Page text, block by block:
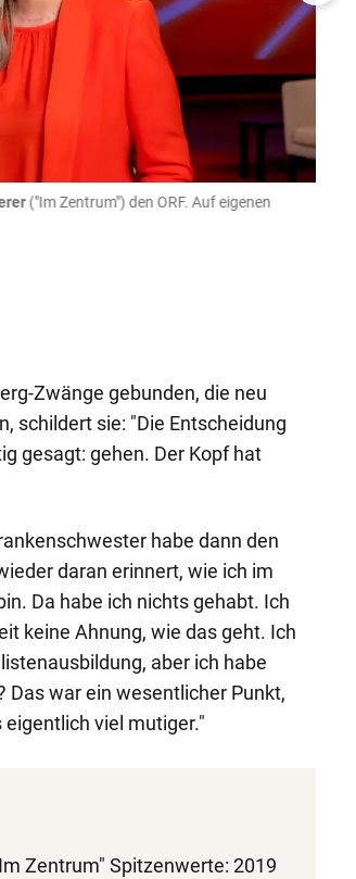
("Im Zentrum") den ORF. Auf eigenen
Zwänge gebunden, die neu
schildert sie: "Die Entscheidung
gesagt: gehen. Der Kopf hat
habe dann den
daran erinnert, wie ich im
Da habe ich nichts gehabt. Ich
keine Ahnung, wie das geht. Ich
aber ich habe
war ein wesentlicher Punkt,
viel mutiger."
Zentrum" Spitzenwerte: 2019